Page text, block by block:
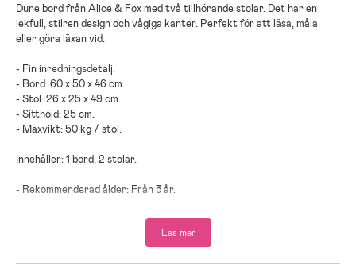
Dune bord från Alice & Fox med två tillhörande stolar. Det har en
lekfull, stilren design och vågiga kanter. Perfekt för att läsa, måla
eller göra läxan vid.
- Fin inredningsdetalj.
- Bord: 60 x 50 x 46 cm.
- Stol: 26 x 25 x 49 cm.
- Sitthöjd: 25 cm.
- Maxvikt: 50 kg / stol.
Innehåller: 1 bord, 2 stolar.
- Rekommenderad ålder: Från 3 år.
Läs mer